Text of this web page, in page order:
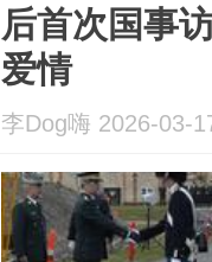
后首次国事
爱情
李Dog嗨 2026-03-